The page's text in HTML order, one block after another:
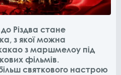
Різдва стане
з якої можна
з маршмелоу під
фільмів.
святкового настрою